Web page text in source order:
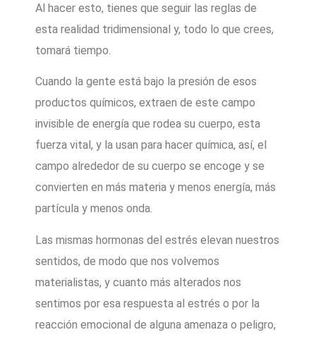
Al hacer esto, tienes que seguir las reglas de
esta realidad tridimensional y, todo lo que crees,
tomará tiempo.
Cuando la gente está bajo la presión de esos
productos químicos, extraen de este campo
invisible de energía que rodea su cuerpo, esta
fuerza vital, y la usan para hacer química, así, el
campo alrededor de su cuerpo se encoge y se
convierten en más materia y menos energía, más
partícula y menos onda.
Las mismas hormonas del estrés elevan nuestros
sentidos, de modo que nos volvemos
materialistas, y cuanto más alterados nos
sentimos por esa respuesta al estrés o por la
reacción emocional de alguna amenaza o peligro,